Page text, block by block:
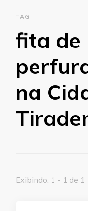
TAG
fita de
na
Exibindo: 1 - 1 de 1